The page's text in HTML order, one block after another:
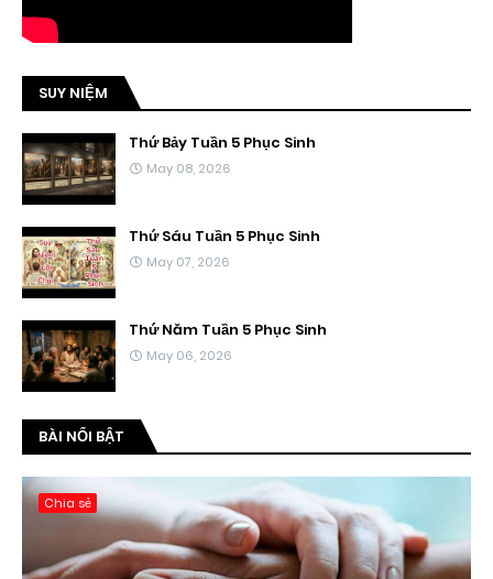
SUY NIỆM
Thứ Bảy Tuần 5 Phục Sinh
May 08, 2026
Thứ Sáu Tuần 5 Phục Sinh
May 07, 2026
Thứ Năm Tuần 5 Phục Sinh
May 06, 2026
BÀI NỔI BẬT
Chia sẻ